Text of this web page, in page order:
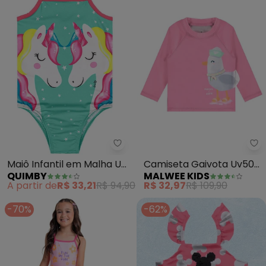
Quimby - Maiô Infantil em
Maiô Infantil em Malha Uv
Dry (Rosa)
QUIMBY
A partir deR$ 33,21R$ 94,90
Camiseta Gaivota Uv50
(Rosa)
MALWEE KIDS
R$ 32,97R$ 109,90
-70%
-62%